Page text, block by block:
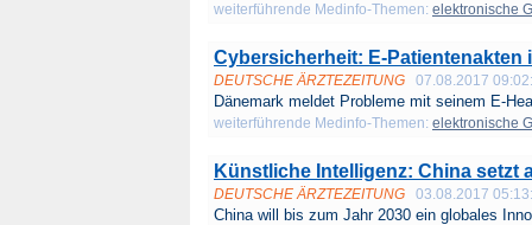
weiterführende Medinfo-Themen: elektronische
Cybersicherheit: E-
DEUTSCHE ÄRZTEZEITUNG 07.08.2017
Dänemark meldet Probleme mit seinem E-
weiterführende Medinfo-Themen: elektronische
Künstliche Intelligenz: China setzt
DEUTSCHE ÄRZTEZEITUNG 03.08.2017
China will bis zum Jahr 2030 ein globales